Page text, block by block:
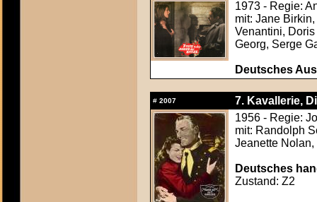
1973 - Regie:
mit: Jane
Venantini,
Georg, Serge
Deutsches
# 2007
7. Kavallerie,
1956 - Regie:
mit: Randolph
Jeanette
Deutsches
Zustand: Z2